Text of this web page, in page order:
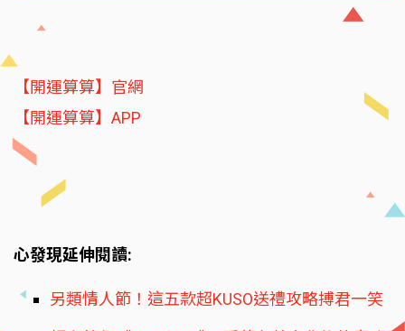
【開運算算】官網
【開運算算】APP
心發現延伸閱讀:
另類情人節！這五款超KUSO送禮攻略搏君一笑